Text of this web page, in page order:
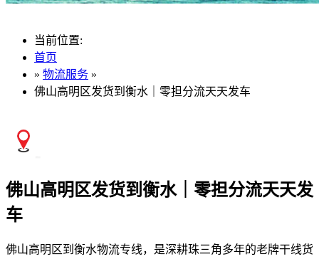
当前位置:
首页
» 物流服务 »
佛山高明区发货到衡水｜零担分流天天发车
佛山高明区发货到衡水｜零担分流天天发
车
佛山高明区到衡水物流专线，是深耕珠三角多年的老牌干线货